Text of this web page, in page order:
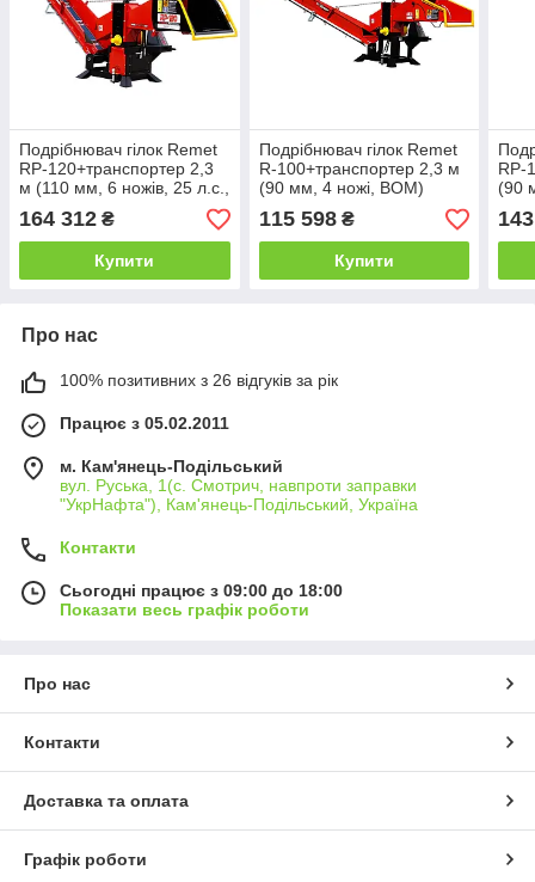
Подрібнювач гілок Remet
RP-120+транспортер 2,3
м (110 мм, 6 ножів, 25 л.с.,
BOM)
164 312 ₴
Купити
Подрібнювач гілок Remet
R-100+транспортер 2,3 м
(90 мм, 4 ножі, BOM)
115 598₴
Купити
RP-
(90
Про нас
100% позитивних з 26 відгуків за рік
Працює з 05.02.2011
м. Кам'янець-Подільський
вул. Руська, 1(с. Смотрич, навпроти заправки
"УкрНафта"), Кам'янець-Подільський, Україна
Контакти
Сьогодні працює з 09:00 до 18:00
Показати весь графік роботи
Про нас
Контакти
Доставка та оплата
Графік роботи